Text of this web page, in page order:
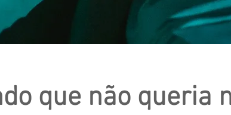
que não queria